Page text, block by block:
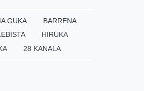
GUKA
BARRENA
HIRUKA
28 KANALA